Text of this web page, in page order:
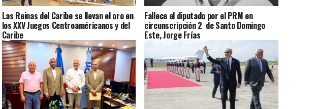
Las Reinas del Caribe se llevan el oro en
los XXV Juegos Centroaméricanos y del
Caribe
Fallece el diputado por el PRM en
circunscripción 2 de Santo Domingo
Este, Jorge Frías